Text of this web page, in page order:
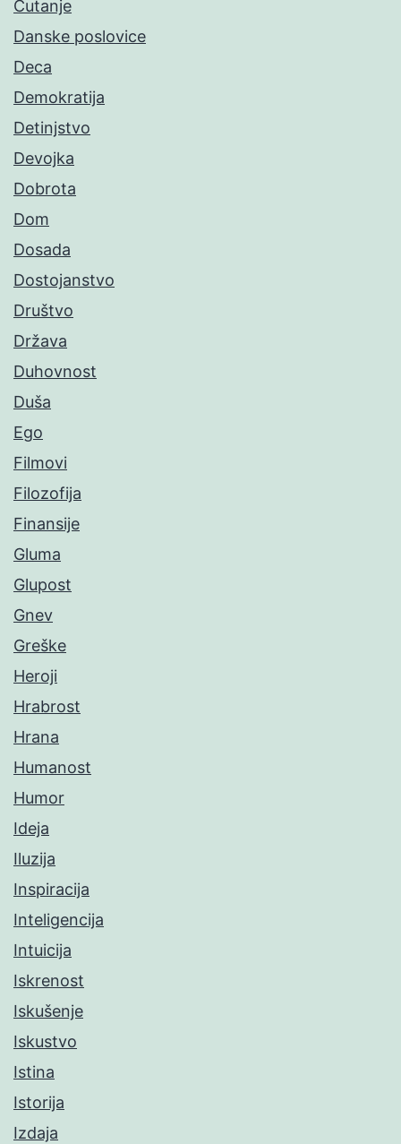
Ćutanje
Danske poslovice
Deca
Demokratija
Detinjstvo
Devojka
Dobrota
Dom
Dosada
Dostojanstvo
Društvo
Država
Duhovnost
Duša
Ego
Filmovi
Filozofija
Finansije
Gluma
Glupost
Gnev
Greške
Heroji
Hrabrost
Hrana
Humanost
Humor
Ideja
Iluzija
Inspiracija
Inteligencija
Intuicija
Iskrenost
Iskušenje
Iskustvo
Istina
Istorija
Izdaja